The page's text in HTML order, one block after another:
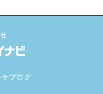
ブログ